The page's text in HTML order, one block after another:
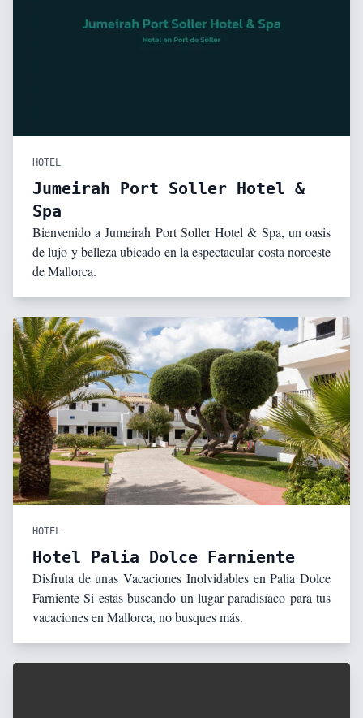
HOTEL
Jumeirah Port Soller Hotel &
Spa
Bienvenido a Jumeirah Port Soller Hotel & Spa, un oasis
de lujo y belleza ubicado en la espectacular costa noroeste
de Mallorca.
HOTEL
Hotel Palia Dolce Farniente
Disfruta de unas Vacaciones Inolvidables en Palia Dolce
Farniente Si estás buscando un lugar paradisíaco para tus
vacaciones en Mallorca, no busques más.